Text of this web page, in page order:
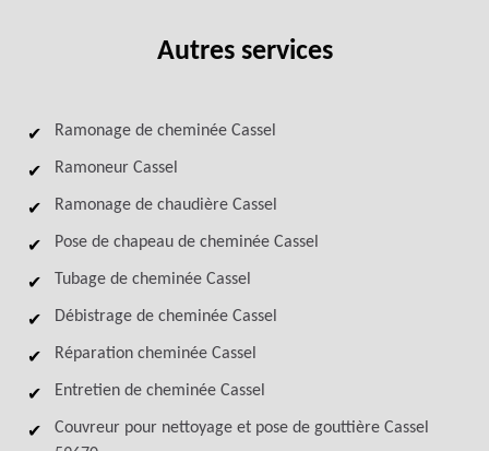
Autres services
Ramonage de cheminée Cassel
Ramoneur Cassel
Ramonage de chaudière Cassel
Pose de chapeau de cheminée Cassel
Tubage de cheminée Cassel
Débistrage de cheminée Cassel
Réparation cheminée Cassel
Entretien de cheminée Cassel
Couvreur pour nettoyage et pose de gouttière Cassel